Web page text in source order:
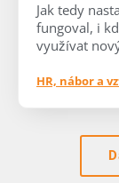
Jak tedy
fungoval, i
využívat
HR, nábor a